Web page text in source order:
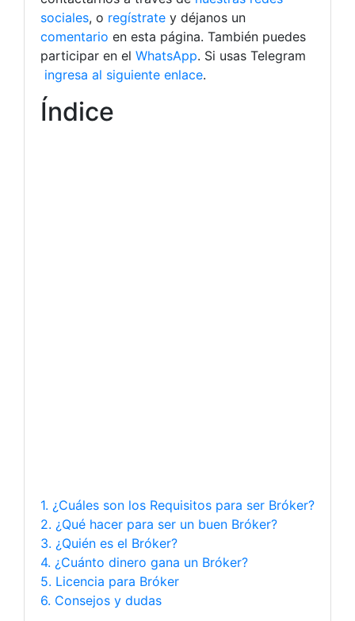
sociales, o regístrate y déjanos un
comentario en esta página. También puedes
participar en el WhatsApp. Si usas Telegram
ingresa al siguiente enlace.
Índice
1. ¿Cuáles son los Requisitos para ser Bróker?
2. ¿Qué hacer para ser un buen Bróker?
3. ¿Quién es el Bróker?
4. ¿Cuánto dinero gana un Bróker?
5. Licencia para Bróker
6. Consejos y dudas